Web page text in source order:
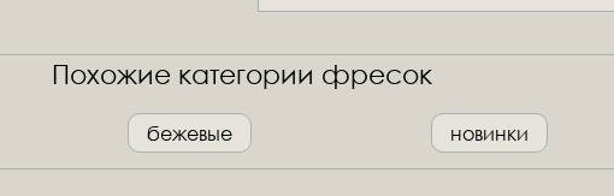
Похожие категории фресок
бежевые новинки